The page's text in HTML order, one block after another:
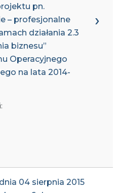
pn.
– profesjonalne
działania 2.3
biznesu”
Operacyjnego
na lata 2014-
04 sierpnia 2015